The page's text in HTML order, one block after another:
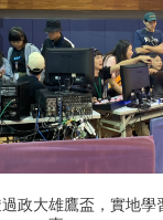
政大雄鷹盃，實地學